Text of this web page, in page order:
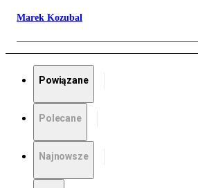
Marek Kozubal
Powiązane
Polecane
Najnowsze